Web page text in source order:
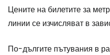
Цените на билетите за
линии се изчисляват в
По-дългите пътувания в